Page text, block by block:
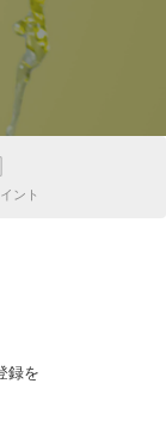
ント
録を